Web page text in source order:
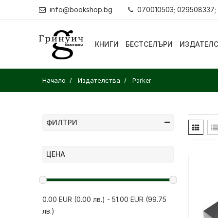
info@bookshop.bg 070010503; 029508337;
КНИГИ БЕСТСЕЛЪРИ
Начало Издателства Parker
ФИЛТРИ
ЦЕНА
0.00 EUR (0.00 лв.) - 51.00 EUR (99.75
лв.)